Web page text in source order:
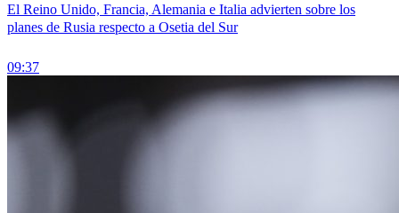
El Reino Unido, Francia, Alemania e Italia advierten sobre los
planes de Rusia respecto a Osetia del Sur
09:37